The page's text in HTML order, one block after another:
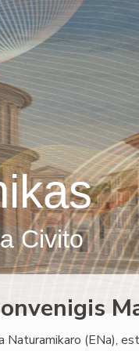
Civito
Naturamikaro (ENa),